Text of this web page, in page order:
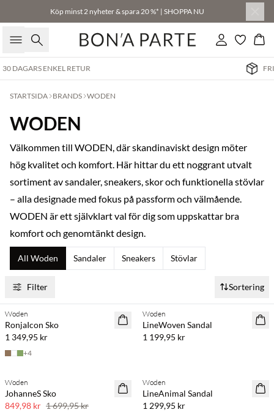
Köp minst 2 nyheter & spara 20 %* | SHOPPA NU
Sök Logga in
STARTSIDA BRANDS WODEN
WODEN
Välkommen till WODEN, där skandinaviskt design möter
hög kvalitet och komfort. Här hittar du ett noggrant utvalt
sortiment av sandaler, sneakers, skor och funktionella stövlar
– alla designade med fokus på passform och välmående.
WODEN är ett självklart val för dig som uppskattar bra
komfort och genomtänkt design.
All Woden Sandaler Sneakers Stövlar
Filter Sortering
NYHET
Köp min. 2 & spara 20 %
Woden
RonjaIcon Sko
1 349,95 kr
+4
NYHET
Köp min. 2 & spara 20 %
Woden
LineWoven Sandal
1 199,95 kr
SAVE20
Woden
JohanneS Sko
849,98 kr 1 699,95 kr
NYHET
Woden
LineAnimal Sandal
1 299,95 kr